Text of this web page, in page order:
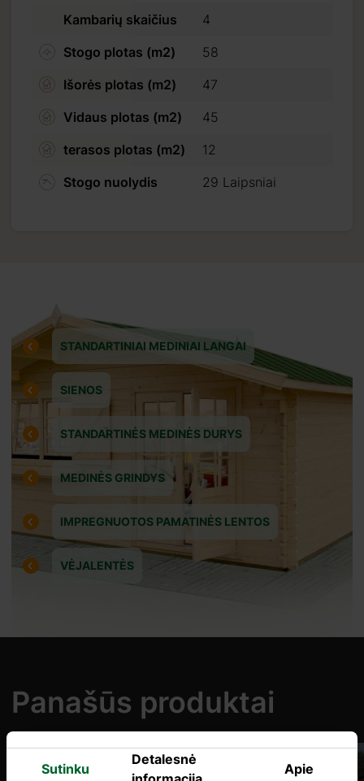
Kambarių skaičius
4
Stogo plotas (m2)
58
Išorės plotas (m2)
47
Vidaus plotas (m2)
45
terasos plotas (m2)
12
Stogo nuolydis
29 Laipsniai
STANDARTINIAI MEDINIAI LANGAI
SIENOS
STANDARTINĖS MEDINĖS DURYS
MEDINĖS GRINDYS
IMPREGNUOTOS PAMATINĖS LENTOS
VĖJALENTĖS
Panašūs produktai
tiesiog
Sutinku
Detalesnė
Apie